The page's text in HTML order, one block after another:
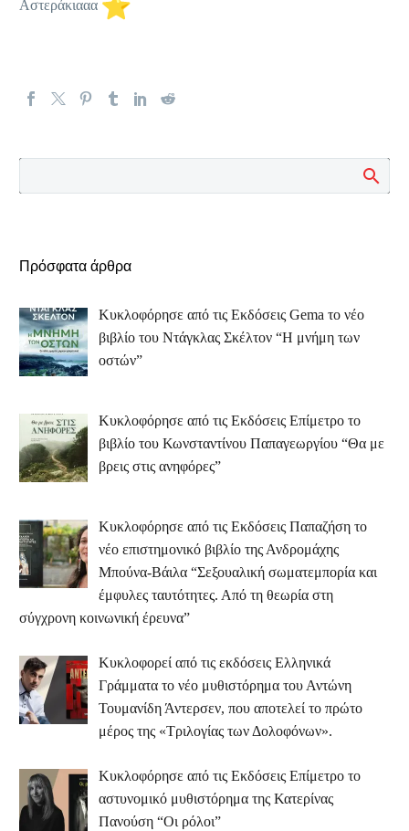
Αστεράκιααα
Πρόσφατα άρθρα
Κυκλοφόρησε από τις Εκδόσεις Gema το νέο
βιβλίο του Ντάγκλας Σκέλτον “Η μνήμη των
οστών”
Κυκλοφόρησε από τις Εκδόσεις Επίμετρο το
βιβλίο του Κωνσταντίνου Παπαγεωργίου “Θα με
βρεις στις ανηφόρες”
Κυκλοφόρησε από τις Εκδόσεις Παπαζήση το
νέο επιστημονικό βιβλίο της Ανδρομάχης
Μπούνα-Βάιλα “Σεξουαλική σωματεμπορία και
έμφυλες ταυτότητες. Από τη θεωρία στη
σύγχρονη κοινωνική έρευνα”
Κυκλοφορεί από τις εκδόσεις Ελληνικά
Γράμματα το νέο μυθιστόρημα του Αντώνη
Τουμανίδη Άντερσεν, που αποτελεί το πρώτο
μέρος της «Τριλογίας των Δολοφόνων».
Κυκλοφόρησε από τις Εκδόσεις Επίμετρο το
αστυνομικό μυθιστόρημα της Κατερίνας
Πανούση “Οι ρόλοι”